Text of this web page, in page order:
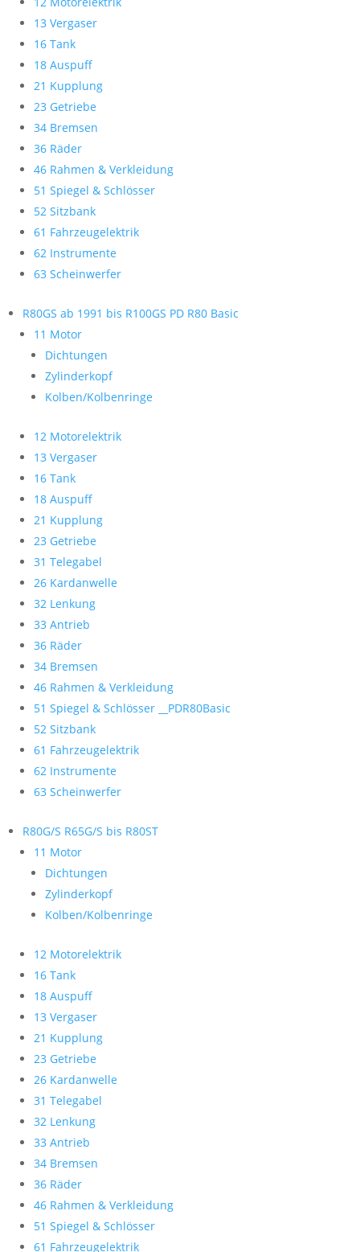
13 Vergaser
16 Tank
18 Auspuff
21 Kupplung
23 Getriebe
34 Bremsen
36 Räder
46 Rahmen & Verkleidung
51 Spiegel & Schlösser
52 Sitzbank
61 Fahrzeugelektrik
62 Instrumente
63 Scheinwerfer
R80GS ab 1991 bis R100GS PD R80 Basic
11 Motor
Dichtungen
Zylinderkopf
Kolben/Kolbenringe
12 Motorelektrik
13 Vergaser
16 Tank
18 Auspuff
21 Kupplung
23 Getriebe
31 Telegabel
26 Kardanwelle
32 Lenkung
33 Antrieb
36 Räder
34 Bremsen
46 Rahmen & Verkleidung
51 Spiegel & Schlösser __PDR80Basic
52 Sitzbank
61 Fahrzeugelektrik
62 Instrumente
63 Scheinwerfer
R80G/S R65G/S bis R80ST
11 Motor
Dichtungen
Zylinderkopf
Kolben/Kolbenringe
12 Motorelektrik
16 Tank
18 Auspuff
13 Vergaser
21 Kupplung
23 Getriebe
26 Kardanwelle
31 Telegabel
32 Lenkung
33 Antrieb
34 Bremsen
36 Räder
46 Rahmen & Verkleidung
51 Spiegel & Schlösser
61 Fahrzeugelektrik